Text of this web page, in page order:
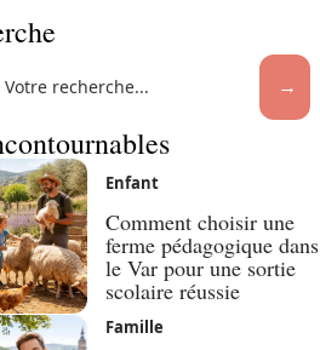
Enfant
Comment choisir une
ferme pédagogique dans
le Var pour une sortie
scolaire réussie
Famille